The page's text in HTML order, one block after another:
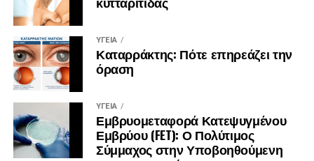
ΥΓΕΊΑ
Καταρράκτης: Πότε επηρεάζει την
όραση
ΥΓΕΊΑ
Εμβρυομεταφορά Κατεψυγμένου
Εμβρύου (FET): Ο Πολύτιμος
Σύμμαχος στην Υποβοηθούμενη